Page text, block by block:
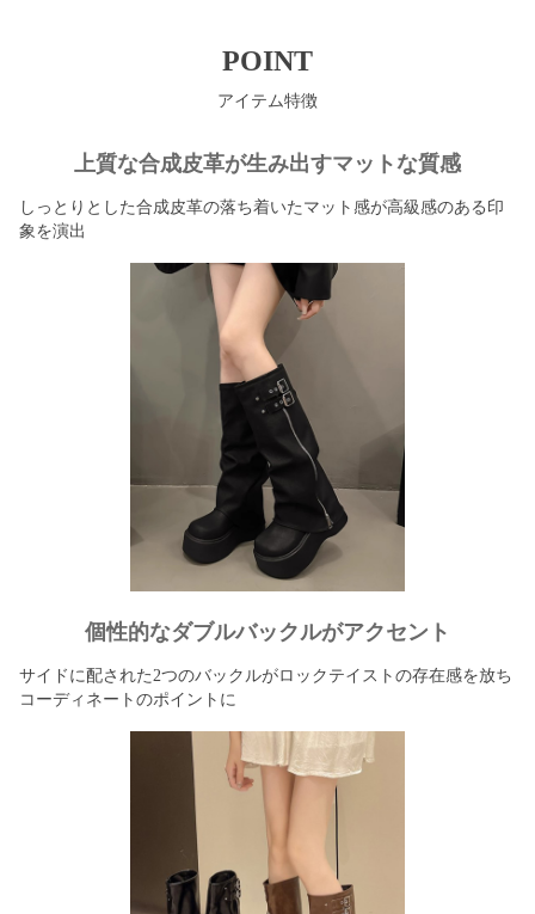
POINT
アイテム特徴
上質な合成皮革が生み出すマットな質感
しっとりとした合成皮革の落ち着いたマット感が高級感のある印
象を演出
個性的なダブルバックルがアクセント
サイドに配された2つのバックルがロックテイストの存在感を放ち
コーディネートのポイントに